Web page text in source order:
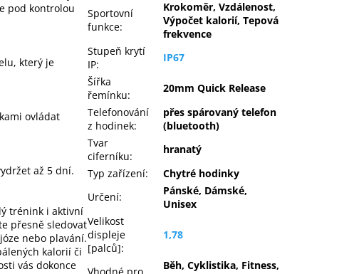
pod kontrolou
který je
ovládat
až 5 dní.
trénink i aktivní
přesně sledovat
nebo plavání.
kalorií či
vás dokonce
Sportovní
funkce:
Krokoměr, Vzdálenost,
Výpočet kalorií, Tepová
frekvence
Stupeň krytí
IP:
IP67
Šířka
řemínku:
20mm Quick Release
Telefonování
z hodinek:
přes spárovaný telefon
(bluetooth)
Tvar
ciferníku:
hranatý
Typ zařízení:
Chytré hodinky
Určení:
Pánské, Dámské,
Unisex
Velikost
displeje
[palců]:
1,78
Běh, Cyklistika, Fitness,